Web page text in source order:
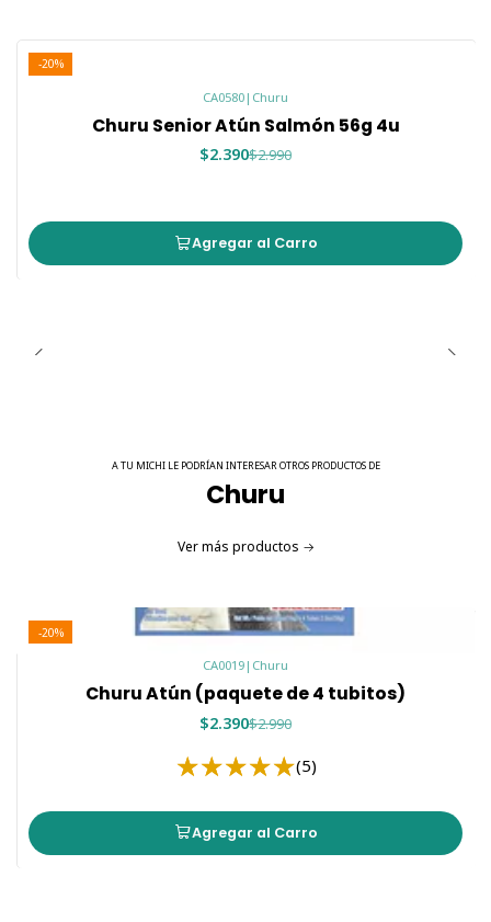
😻 Textura cremosa fácil de consumir
🐱 Un premio pensado para gatos
cobra aún más importancia.
🐾 Como premio saludable entre comidas.
Este producto corresponde a un
completo y balanceado.
Almidón de tapioca
Aceite de salmón
-20%
CA0580 | Churu
Churu Senior Atún Salmón 56g 4u
$2.390$2.990
Agregar al Carro
A TU MICHI LE PODRÍAN INTERESAR OTROS PRODUCTOS DE
Churu
Ver más productos
-20%
CA0019 | Churu
Churu Atún (paquete de 4 tubitos)
$2.390$2.990
(5)
Agregar al Carro